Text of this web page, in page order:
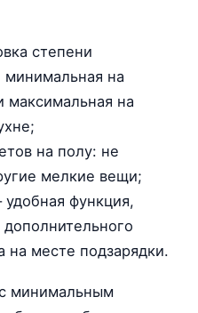
степени
минимальная на
максимальная на
на полу: не
мелкие вещи;
удобная функция,
на месте подзарядки.
минимальным